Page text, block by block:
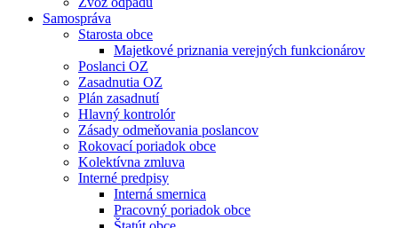
Samospráva
Starosta obce
Majetkové priznania verejných funkcionárov
Poslanci OZ
Zasadnutia OZ
Plán zasadnutí
Hlavný kontrolór
Zásady odmeňovania poslancov
Rokovací poriadok obce
Kolektívna zmluva
Interné predpisy
Interná smernica
Pracovný poriadok obce